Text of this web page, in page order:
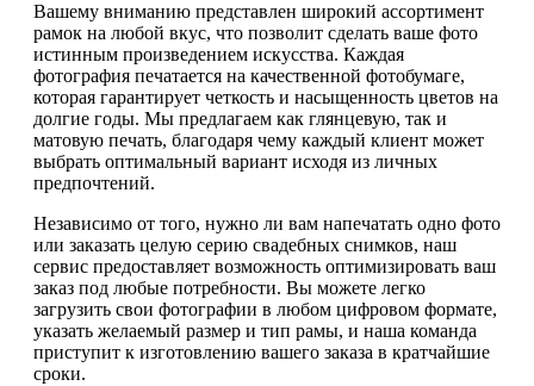
Вашему вниманию представлен широкий ассортимент
рамок на любой вкус, что позволит сделать ваше фото
истинным произведением искусства. Каждая
фотография печатается на качественной фотобумаге,
которая гарантирует четкость и насыщенность цветов на
долгие годы. Мы предлагаем как глянцевую, так и
матовую печать, благодаря чему каждый клиент может
выбрать оптимальный вариант исходя из личных
предпочтений.
Независимо от того, нужно ли вам напечатать одно фото
или заказать целую серию свадебных снимков, наш
сервис предоставляет возможность оптимизировать ваш
заказ под любые потребности. Вы можете легко
загрузить свои фотографии в любом цифровом формате,
указать желаемый размер и тип рамы, и наша команда
приступит к изготовлению вашего заказа в кратчайшие
сроки.